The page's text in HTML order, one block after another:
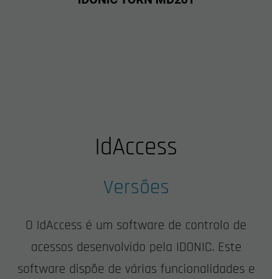
IdAccess
Versões
O IdAccess é um software de controlo de
acessos desenvolvido pela IDONIC. Este
software dispõe de várias funcionalidades e